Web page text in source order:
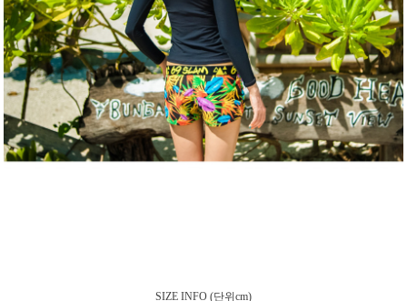
SIZE INFO (단위cm)